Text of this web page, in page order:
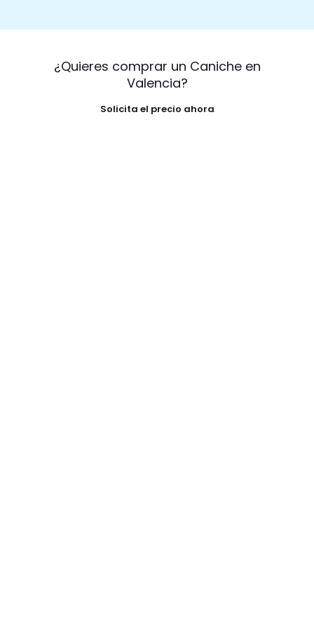
¿Quieres comprar un Caniche en
Valencia?
Solicita el precio ahora